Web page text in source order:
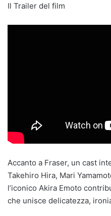
Il Trailer del film
Accanto a Fraser, un cast
Takehiro Hira, Mari
l’iconico Akira Emoto
che unisce delicatezza,